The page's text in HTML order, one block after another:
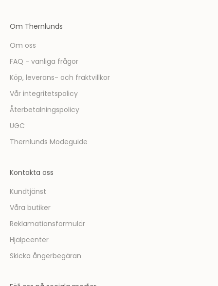
Om Thernlunds
Om oss
FAQ - vanliga frågor
Köp, leverans- och fraktvillkor
Vår integritetspolicy
Återbetalningspolicy
UGC
Thernlunds Modeguide
Kontakta oss
Kundtjänst
Våra butiker
Reklamationsformulär
Hjälpcenter
Skicka ångerbegäran